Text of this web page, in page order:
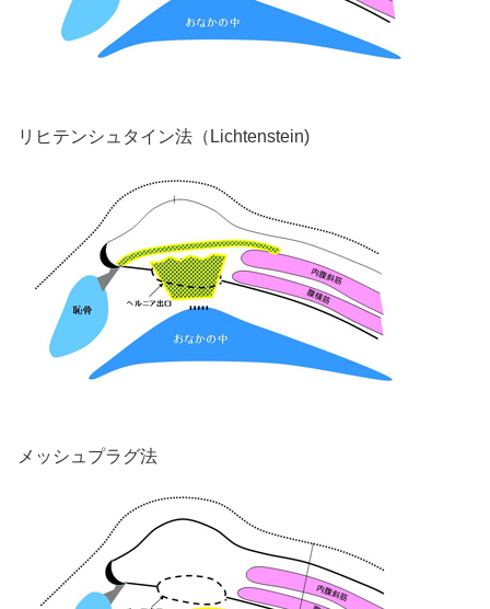
リヒテンシュタイン法（Lichtenstein)
メッシュプラグ法